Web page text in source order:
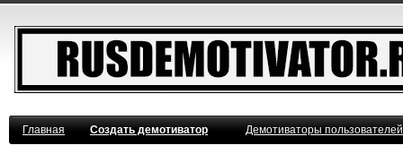
Главная Создать демотиватор Демотиваторы